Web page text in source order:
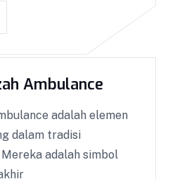
COD !! GARANSI Barang
Kualitas Premium ||
Ambulance
adalah elemen
dalam tradisi
adalah simbol